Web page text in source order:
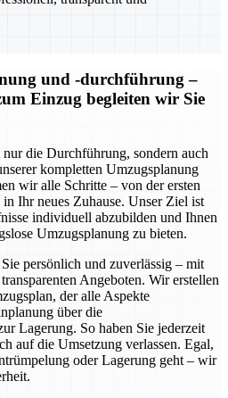
und -durchführung –
Einzug begleiten wir Sie
die Durchführung, sondern auch
kompletten Umzugsplanung
wir alle Schritte – von der ersten
Ihr neues Zuhause. Unser Ziel ist
individuell abzubilden und Ihnen
Umzugsplanung zu bieten.
persönlich und zuverlässig – mit
Angeboten. Wir erstellen
der alle Aspekte
über die
Lagerung. So haben Sie jederzeit
auf die Umsetzung verlassen. Egal,
oder Lagerung geht – wir